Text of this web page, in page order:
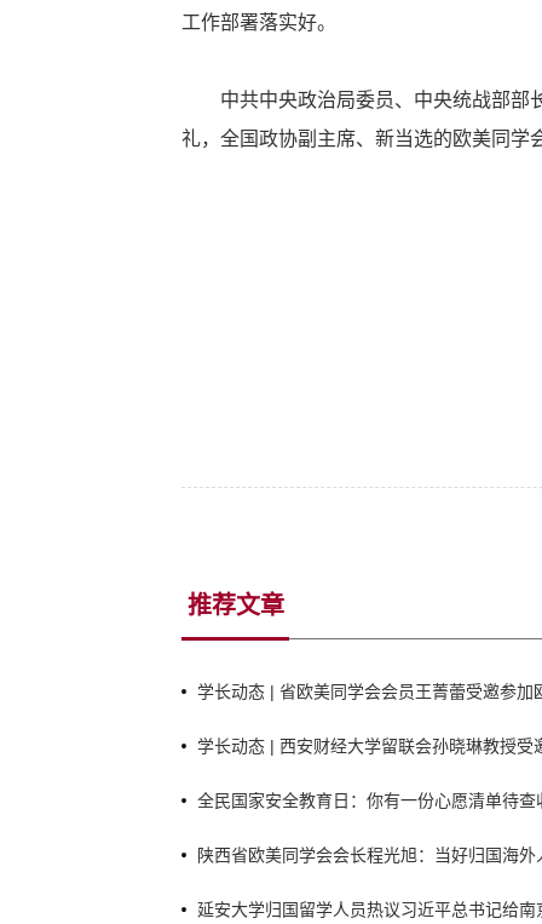
工作部署落实好。
中共中央政治局委员、中央统战部部长
礼，全国政协副主席、新当选的欧美同学
推荐文章
学长动态 | 省欧美同学会会员王菁蕾受邀参加
庆祝建党105周年暨《中俄睦邻友好合作条约》
学长动态 | 西安财经大学留联会孙晓琳教授受
馆庆祝中国共产党成立105周年座谈会
全民国家安全教育日：你有一份心愿清单待查
陕西省欧美同学会会长程光旭：当好归国海
延安大学归国留学人员热议习近平总书记给